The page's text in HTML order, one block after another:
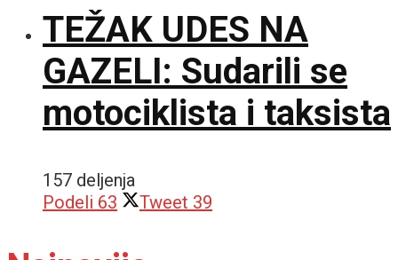
TEŽAK UDES NA
GAZELI: Sudarili se
motociklista i taksista
157 deljenja
Podeli 63 Tweet 39